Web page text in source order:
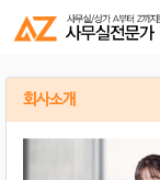
회사소개